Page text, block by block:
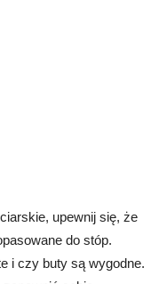
upewnij się, że
do stóp.
i czy buty są wygodne.